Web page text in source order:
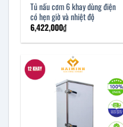
Tủ nấu cơm 6 khay dùng điện
có hẹn giờ và nhiệt độ
6,422,000₫